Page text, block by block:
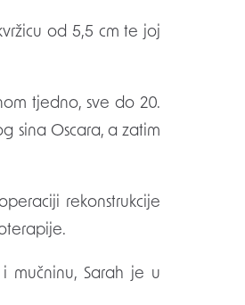
od 5,5 cm te joj
tjedno, sve do 20.
sina Oscara, a zatim
rekonstrukcije
mučninu, Sarah je u